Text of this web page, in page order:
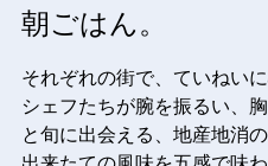
朝ごはん。
それぞれの街で、ていねい
シェフたちが腕を振るい、
と旬に出会える、地産地消の